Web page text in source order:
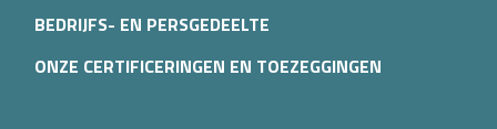
BEDRIJFS- EN PERSGEDEELTE
ONZE CERTIFICERINGEN EN TOEZEGGINGEN